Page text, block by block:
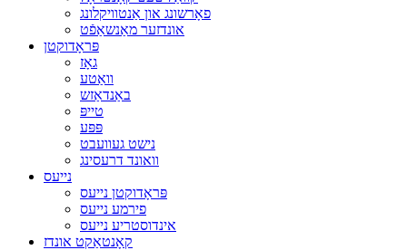
פאָרשונג און אַנטוויקלונג
אונדזער מאַנשאַפֿט
פּראָדוקטן
גאָז
וואַטע
באַנדאַזש
טייפּ
פּפּע
נישט געוועבט
וואונד דרעסינג
נייעס
פּראָדוקטן נייעס
פירמע נייעס
אינדוסטריע נייעס
קאָנטאַקט אונדז